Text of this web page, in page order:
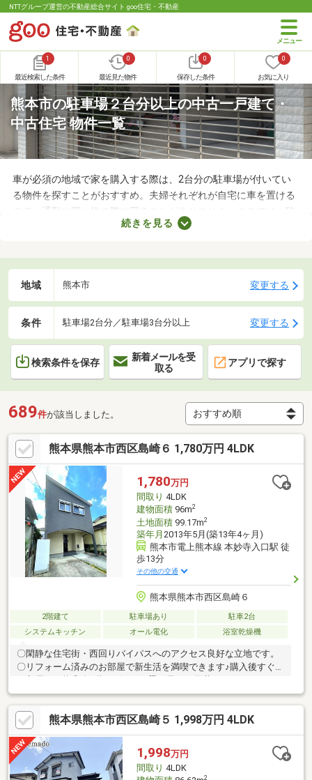
NTTグループ運営の不動産総合サイト goo住宅・不動産
1
最近検索した条件
0
最近見た物件
0
保存した条件
0
お気に入り
熊本市の駐車場２台分以上の中古一戸建て・
中古住宅 物件一覧
車が必須の地域で家を購入する際は、2台分の駐車場が付いてい
る物件を探すことがおすすめ。夫婦それぞれが自宅に車を置ける
ので、通勤や買い物の際に困ることがありません。ここでは、駐
車場2台分以上を備えている中古の一戸建てを紹介します。物件
トをチェックしましょう。
続きを見る
地域 熊本市 変更する
条件 駐車場2台分／駐車場3台分以上 変更する
検索条件を保存
新着メールを受
取る
アプリで探す
689件が該当しました。
熊本県熊本市西区島崎６ 1,780万円 4LDK
1,780万円
間取り 4LDK
建物面積96m2
土地面積99.17m2
築年月 2013年5月(築13年4ヶ月)
熊本市電上熊本線 本妙寺入口駅 徒
歩13分
その他の交通
熊本県熊本市西区島崎６
2階建て 駐車場あり
駐車2台
システムキッチン
オール電化 浴室乾燥機
〇閑静な住宅街・西回りバイパスへのアクセス良好な立地です。
〇リフォーム済みのお部屋で新生活を満喫できます♪購入後すぐの
高さを確保、広さを感じる空間になっています♪〇キッチンにはカ
ップボード設置済み。キッチン本体と合わせて十分な収納スペー
スがあります。〇オール電化〇駐車2台可（普通車・小型車）◆
月々の支払例◆ 借入1990万、金利0.625％、借入期間４０年、
ボーナス払い無しの場合→46867円／月 ※上記は一例です。お客
様の状況や銀行によって内容が異なりますので別途ご相談くださ
い。
熊本県熊本市西区島崎５ 1,998万円 4LDK
1,998万円
間取り 4LDK
2